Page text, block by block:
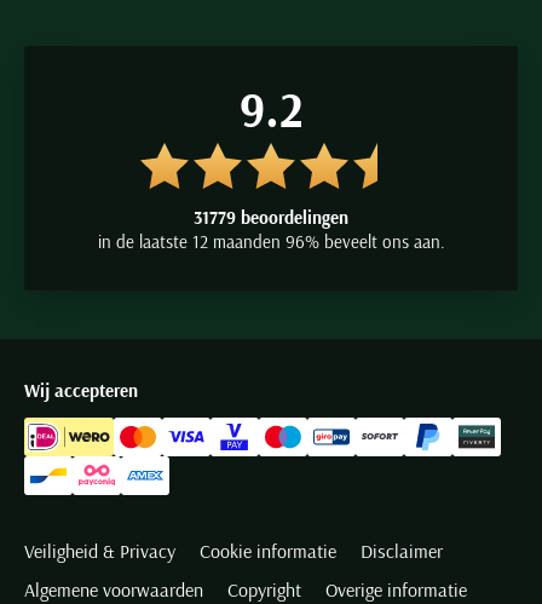
9.2
31779 beoordelingen
in de laatste 12 maanden 96% beveelt ons aan.
Wij accepteren
Veiligheid & Privacy Cookie informatie
Disclaimer
Algemene voorwaarden
Copyright Overige informatie